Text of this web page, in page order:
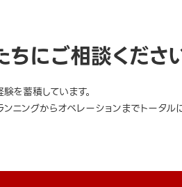
にご相談くださ
を蓄積しています。
ングからオペレーションまでトータル